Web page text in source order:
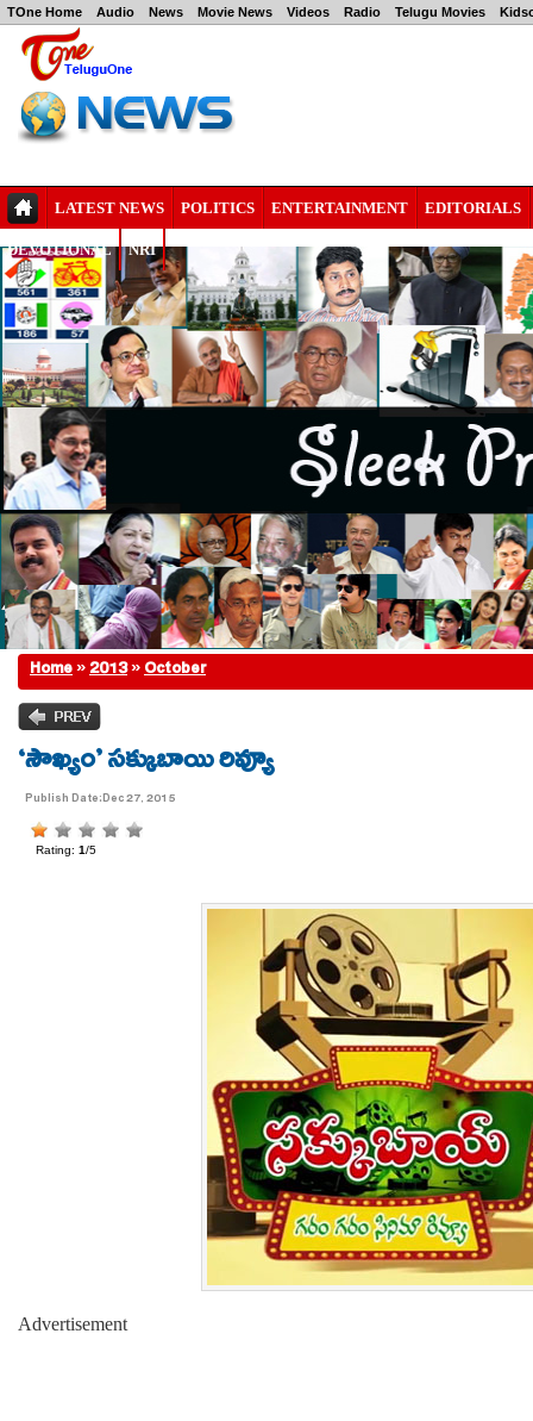
TOne Home Audio News Movie News Videos Radio Telugu Movies
LATEST NEWS POLITICS ENTERTAINMENT EDITORIALS
DEVOTIONAL NRI
Home»2013»October
‘సౌఖ్యం’ సక్కుబాయి రివ్యూ
Publish Date:Dec 27, 2015
Advertisement